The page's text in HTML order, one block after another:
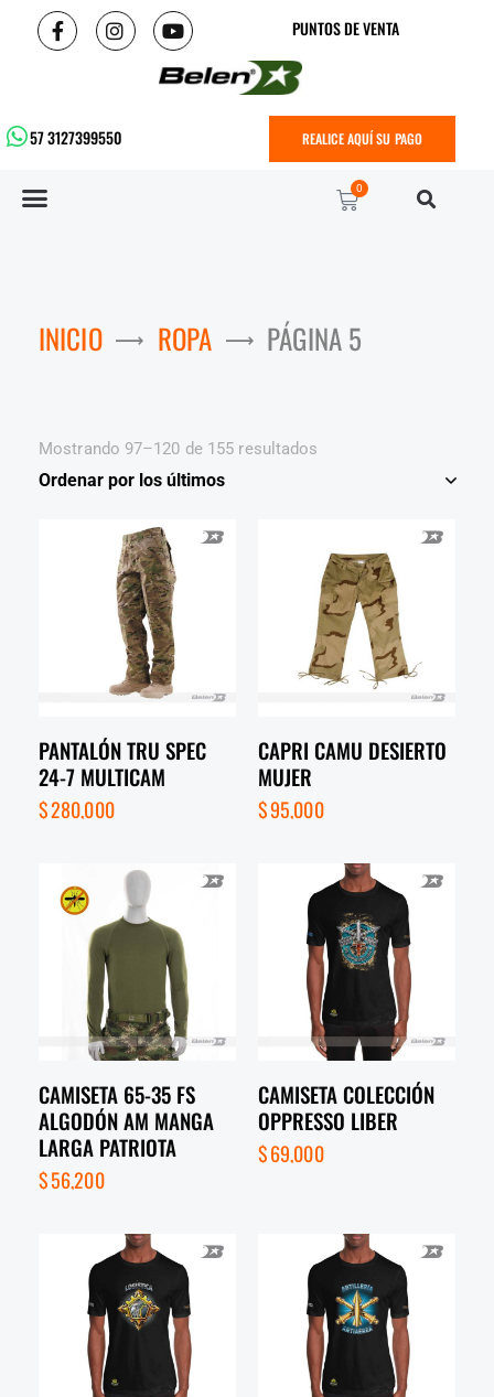
PUNTOS DE VENTA
57 3127399550 REALICE AQUÍ SU PAGO
0
INICIO ROPA PÁGINA 5
Mostrando 97–120 de 155 resultados
PANTALÓN TRU SPEC
24-7 MULTICAM
$280,000
CAPRI CAMU DESIERTO
MUJER
$95,000
CAMISETA 65-35 FS
ALGODÓN AM MANGA
LARGA PATRIOTA
$56,200
CAMISETA COLECCIÓN
OPPRESSO LIBER
$69,000